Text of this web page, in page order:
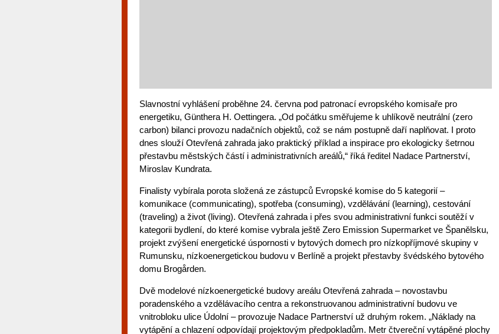
Slavnostní vyhlášení proběhne 24. června pod patronací evropského komisaře pro
energetiku, Günthera H. Oettingera. „Od počátku směřujeme k uhlíkově neutrální (zero
carbon) bilanci provozu nadačních objektů, což se nám postupně daří naplňovat. I proto
dnes slouží Otevřená zahrada jako praktický příklad a inspirace pro ekologicky šetrnou
přestavbu městských částí i administrativních areálů,“ říká ředitel Nadace Partnerství,
Miroslav Kundrata.
Finalisty vybírala porota složená ze zástupců Evropské komise do 5 kategorií –
komunikace (communicating), spotřeba (consuming), vzdělávání (learning), cestování
(traveling) a život (living). Otevřená zahrada i přes svou administrativní funkci soutěží v
kategorii bydlení, do které komise vybrala ještě Zero Emission Supermarket ve Španělsku,
projekt zvýšení energetické úspornosti v bytových domech pro nízkopříjmové skupiny v
Rumunsku, nízkoenergetickou budovu v Berlíně a projekt přestavby švédského bytového
domu Brogården.
Dvě modelové nízkoenergetické budovy areálu Otevřená zahrada – novostavbu
poradenského a vzdělávacího centra a rekonstruovanou administrativní budovu ve
vnitrobloku ulice Údolní – provozuje Nadace Partnerství už druhým rokem. „Náklady na
vytápění a chlazení odpovídají projektovým předpokladům. Metr čtvereční vytápěné plochy